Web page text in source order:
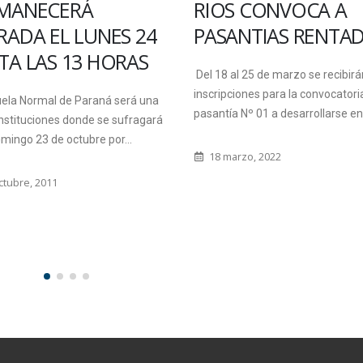
CONVOCA A
RENTADAS
para la convocatoria de
Nº 01 a desarrollarse en la...
ESTUDIANTES
AVANZADOS O
CARRERAS
INFORMÁTICAS
Enersa convoca a estudiantes